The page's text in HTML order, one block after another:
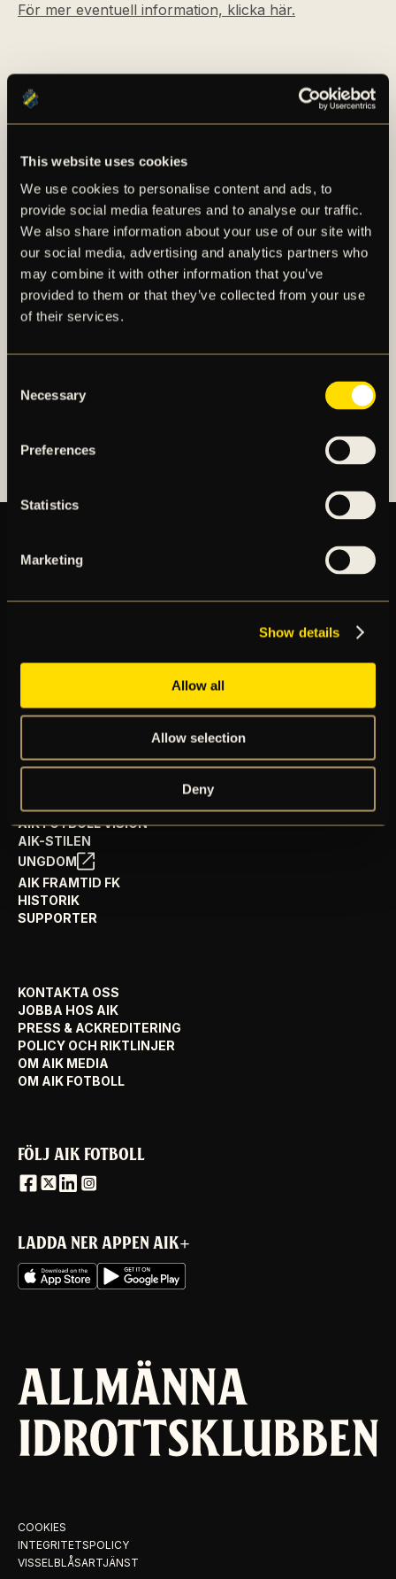
This website uses cookies
We use cookies to personalise content and ads, to
provide social media features and to analyse our traffic.
We also share information about your use of our site with
our social media, advertising and analytics partners who
may combine it with other information that you’ve
provided to them or that they’ve collected from your use
of their services.
Selection
Necessary
Preferences
Statistics
Marketing
Show details
Allow all
Allow selection
Deny
För mer eventuell information, klicka här.
AIK – SEDAN 1891
AIK Fotboll AB bedriver AIK Fotbollsförenings
elitfotbollsverksamhet genom ett herrlag och ett
damlag. Herrlaget spelar i Allsvenskan och damlaget
spelar i OBOS Damallsvenskan. AIK Fotboll AB är
OM AIK FOTBOLL AB
ÅRSKORT
AIK SHOP
AIK FOTBOLL VISION
AIK-STILEN
UNGDOM
AIK FRAMTID FK
HISTORIK
SUPPORTER
KONTAKTA OSS
JOBBA HOS AIK
PRESS & ACKREDITERING
POLICY OCH RIKTLINJER
OM AIK MEDIA
OM AIK FOTBOLL
FÖLJ AIK FOTBOLL
LADDA NER APPEN AIK+
COOKIES
INTEGRITETSPOLICY
VISSELBLÅSARTJÄNST